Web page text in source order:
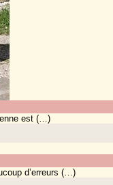
est (…)
d’erreurs (…)